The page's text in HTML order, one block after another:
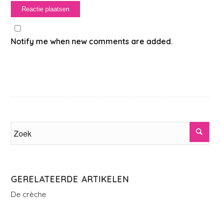
Notify me when new comments are added.
GERELATEERDE ARTIKELEN
De crèche